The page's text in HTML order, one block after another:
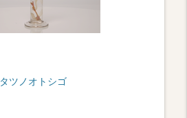
タツノオトシゴ